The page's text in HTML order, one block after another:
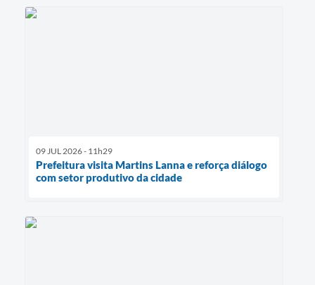
09 JUL 2026 - 11h29
Prefeitura visita Martins Lanna e reforça diálogo
com setor produtivo da cidade